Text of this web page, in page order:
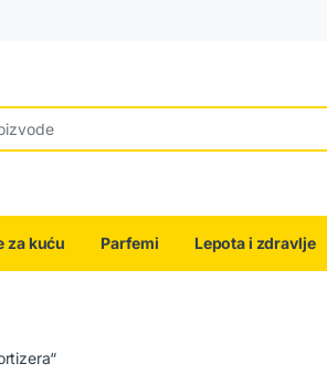
za kuću Parfemi Lepota i zdravlje